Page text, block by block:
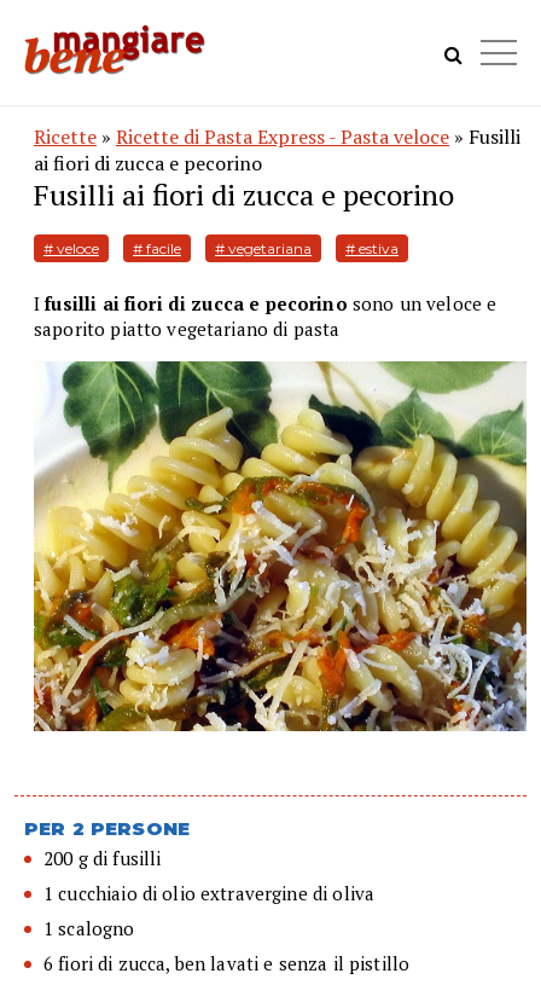
Ricette » Ricette di Pasta Express - Pasta veloce » Fusilli
ai fiori di zucca e pecorino
Fusilli ai fiori di zucca e pecorino
# veloce # facile # vegetariana # estiva
Ifusilli ai fiori di zucca e pecorino sono un veloce e
saporito piatto vegetariano di pasta
PER 2 PERSONE
200 g di fusilli
1 cucchiaio di olio extravergine di oliva
1 scalogno
6 fiori di zucca, ben lavati e senza il pistillo